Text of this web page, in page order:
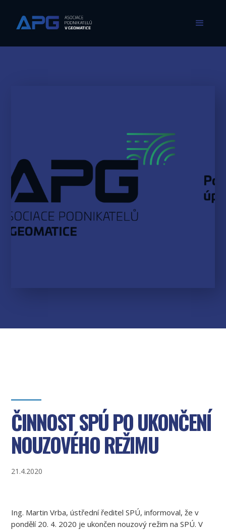
ČINNOST SPÚ PO UKONČENÍ
NOUZOVÉHO REŽIMU
21.4.2020
Ing. Martin Vrba, ústřední ředitel SPÚ, informoval, že v
pondělí 20. 4. 2020 je ukončen nouzový režim na SPÚ. V